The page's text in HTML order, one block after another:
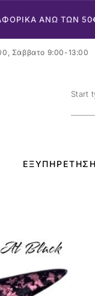
ΑΝΩ ΤΩΝ
Σάββατο 9:00-13:00